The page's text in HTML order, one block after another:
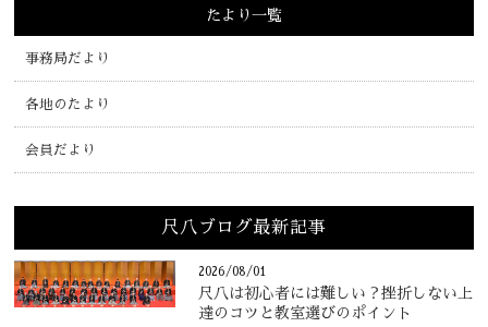
たより一覧
事務局だより
各地のたより
会員だより
尺八ブログ最新記事
2026/08/01
尺八は初心者には難しい？挫折しない上
達のコツと教室選びのポイント